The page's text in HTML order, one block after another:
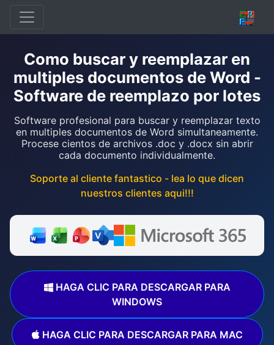
Como buscar y reemplazar en
multiples documentos de Word -
Software de reemplazo por lotes
Software profesional para buscar y reemplazar texto
en multiples documentos de Word simultaneamente.
Procese cientos de archivos .doc y .docx sin abrir
cada documento individualmente.
Soporte al cliente fantastico - lea lo que dicen
nuestros clientes aqui!!!
HAGA CLIC PARA DESCARGAR PARA
WINDOWS
HAGA CLIC PARA DESCARGAR PARA MAC